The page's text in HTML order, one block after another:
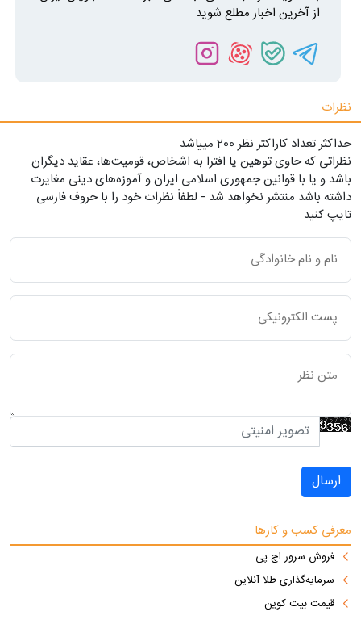
از آخرین اخبار مطلع شوید
نظرات
حداکثر تعداد کاراکتر نظر 200 ميياشد
نظراتی که حاوی توهین یا افترا به اشخاص، قومیت‌ها، عقاید دیگران
باشد و یا با قوانین جمهوری اسلامی ایران و آموزه‌های دینی مغایرت
داشته باشد منتشر نخواهد شد - لطفاً نظرات خود را با حروف فارسی
تایپ کنید
ارسال
معرفی کسب و کارها
فروش سرور اچ پی
سرمایه‌گذاری طلا آنلاین
قیمت بیت کوین